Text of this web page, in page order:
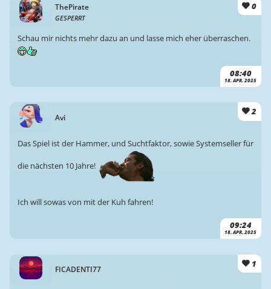
ThePirate
GESPERRT
0
08:40
18. APR. 2025
Schau mir nichts mehr dazu an und lasse mich eher überraschen.
Avi
2
09:24
18. APR. 2025
Das Spiel ist der Hammer, und Suchtfaktor, sowie Systemseller für
die nächsten 10 Jahre!
Ich will sowas von mit der Kuh fahren!
FICADENTI77
1